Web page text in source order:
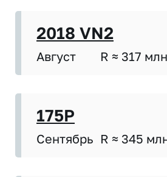
2018 VN2
Август R ≈ 317
175P
Сентябрь R ≈ 345